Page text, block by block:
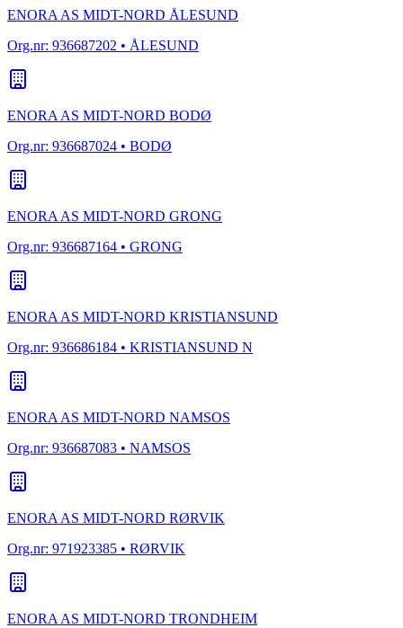
ENORA AS MIDT-NORD ÅLESUND
Org.nr: 936687202 • ÅLESUND
ENORA AS MIDT-NORD BODØ
Org.nr: 936687024 • BODØ
ENORA AS MIDT-NORD GRONG
Org.nr: 936687164 • GRONG
ENORA AS MIDT-NORD KRISTIANSUND
Org.nr: 936686184 • KRISTIANSUND N
ENORA AS MIDT-NORD NAMSOS
Org.nr: 936687083 • NAMSOS
ENORA AS MIDT-NORD RØRVIK
Org.nr: 971923385 • RØRVIK
ENORA AS MIDT-NORD TRONDHEIM